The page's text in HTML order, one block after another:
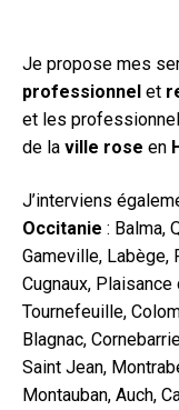
Je propose mes
professionnel et
et les
de la ville rose en
J’interviens
Occitanie : Balma,
Gameville, Labège,
Cugnaux,
Tournefeuille,
Blagnac,
Saint Jean,
Montauban, Auch,